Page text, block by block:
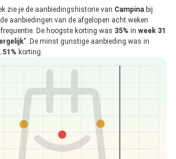
zie je de aanbiedingshistorie van Campina bij
de aanbiedingen van de afgelopen acht weken
De hoogste korting was 35% in week 31
". De minst gunstige aanbieding was in
korting.